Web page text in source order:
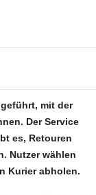
mit der
Der Service
es, Retouren
Nutzer wählen
Kurier abholen.